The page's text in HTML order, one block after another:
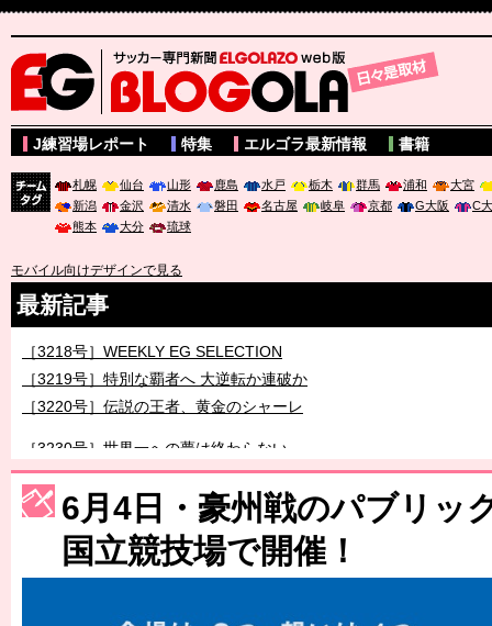
サッカー専門新聞ELGOLAZO web版 BLOGOLA
J練習場レポート 特集 エルゴラ最新情報 書籍
札幌 仙台 山形 鹿島 水戸 栃木 群馬 浦和
大宮
新潟
金沢 清水 磐田 名古屋 岐阜 京都 G大阪
C
熊本
大分 琉球
モバイル向けデザインで見る
最新記事
［3218号］WEEKLY EG SELECTION
［3219号］特別な覇者へ 大逆転か連破か
［3220号］伝説の王者、黄金のシャーレ
［3230号］世界一への夢は終わらない
［3223号］一丸。日本出陣
［3222号］史上最大のW杯開幕 注目は「個」
6月4日・豪州戦のパブリッ
国立競技場で開催！